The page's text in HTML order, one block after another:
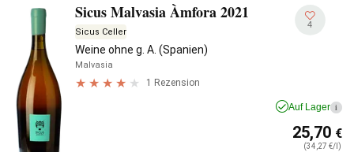
Sicus Malvasia Àmfora 2021
Sicus Celler
Weine ohne g. A. (Spanien)
Malvasia
1 Rezension
4
Auf Lager i
25,70 €
(34,27 €/l)